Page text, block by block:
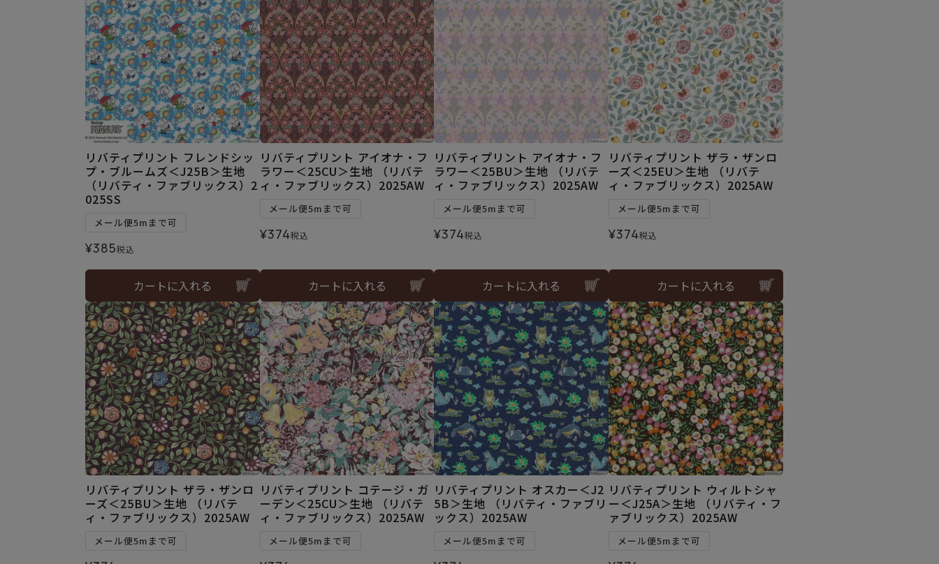
リバティプリント フレンドシッ
プ・ブルームズ＜J25B＞生地
（リバティ・ファブリックス）2
025SS
メール便5mまで可
¥385税込
カートに入れる
リバティプリント アイオナ・フ
ラワー＜25CU＞生地 （リバテ
ィ・ファブリックス）2025AW
メール便5mまで可
¥374税込
カートに入れる
リバティプリント アイオナ・フ
ラワー＜25BU＞生地 （リバテ
ィ・ファブリックス）2025AW
メール便5mまで可
¥374税込
カートに入れる
リバティプリント ザラ・ザンロ
ーズ＜25EU＞生地 （リバテ
ィ・ファブリックス）2025AW
メール便5mまで可
¥374税込
カートに入れる
リバティプリント ザラ・ザンロ
ーズ＜25BU＞生地 （リバテ
ィ・ファブリックス）2025AW
メール便5mまで可
リバティプリント コテージ・ガ
ーデン＜25CU＞生地 （リバテ
ィ・ファブリックス）2025AW
メール便5mまで可
リバティプリント オスカー＜J2
5B＞生地 （リバティ・ファブリ
ックス）2025AW
メール便5mまで可
リバティプリント ウィルトシャ
ー＜J25A＞生地 （リバティ・フ
ァブリックス）2025AW
メール便5mまで可